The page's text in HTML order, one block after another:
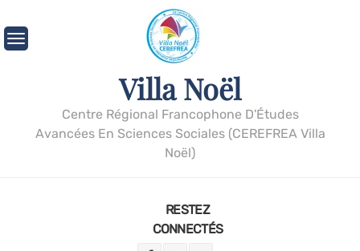
Villa Noël
Centre Régional Francophone D'Études
Avancées En Sciences Sociales (CEREFREA Villa
Noël)
RESTEZ
CONNECTÉS